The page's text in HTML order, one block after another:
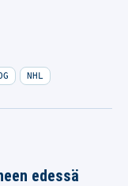
NHL
edessä